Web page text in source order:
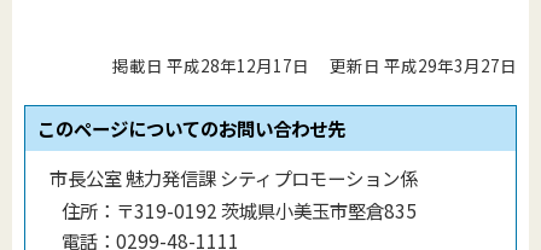
掲載日 平成28年12月17日 更新日 平成29年3月27日
このページについてのお問い合わせ先
市長公室 魅力発信課 シティプロモーション係
住所： 〒319-0192 茨城県小美玉市堅倉835
電話： 0299-48-1111